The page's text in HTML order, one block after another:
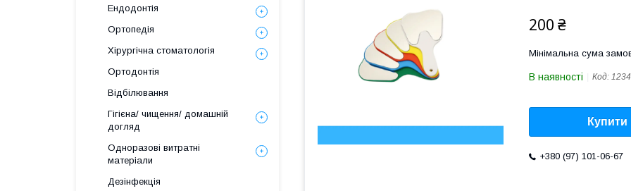
200 ₴
Мінімальна сума
В наявності Код:
Купити
+380 (97) 101-06-67
Ендодонтія
Ортопедія
Хірургічна стоматологія
Ортодонтія
Відбілювання
Гігієна/ чищення/ домашній
догляд
Одноразові витратні
матеріали
Дезінфекція